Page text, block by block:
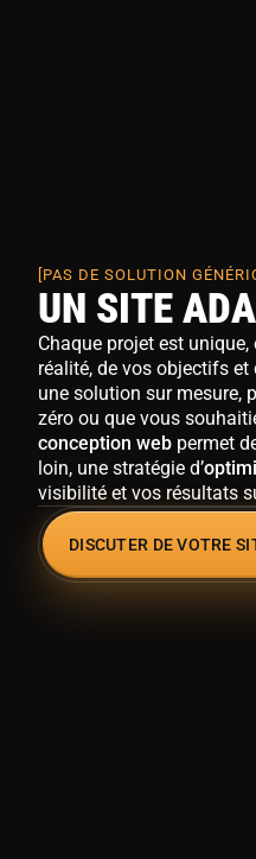
[PAS DE SOLUTION
UN SITE
Chaque projet est
réalité, de vos objectifs
une solution sur mesure,
zéro ou que vous
conception web permet
loin, une stratégie d’
visibilité et vos résultats
DISCUTER DE VOTRE